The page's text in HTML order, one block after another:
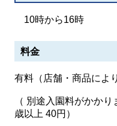
10時から16時
料金
有料（店舗・商品によ
（ 別途入園料がかか
歳以上 40円）